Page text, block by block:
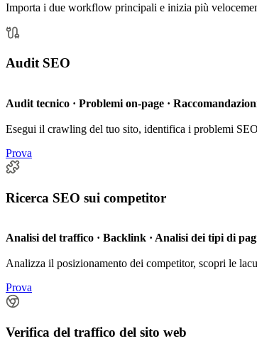
Importa i due workflow principali e inizia più
Audit SEO
Audit tecnico · Problemi on-page ·
Esegui il crawling del tuo sito, identifica i problemi
Prova
Ricerca SEO sui competitor
Analisi del traffico · Backlink · Analisi dei tipi di
Analizza il posizionamento dei competitor, scopri le
Prova
Verifica del traffico del sito web